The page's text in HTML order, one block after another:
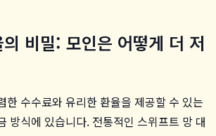
비밀: 모인은 어떻게 더 저
한 수수료와 유리한 환율을 제공할 수 있는
방식에 있습니다. 전통적인 스위프트 망 대